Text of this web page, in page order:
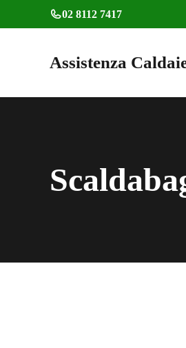
al
02 8112 7417
Assistenza